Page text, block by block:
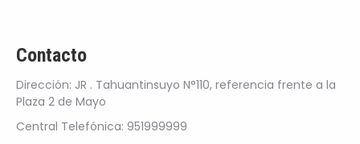
Contacto
Dirección: JR . Tahuantinsuyo N°110, referencia frente a la
Plaza 2 de Mayo
Central Telefónica: 951999999